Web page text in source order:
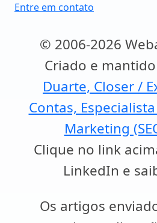
Entre em contato
© 2006-2026
Criado e
Duarte, Closer /
Contas,
Marketing
Clique no link
LinkedIn e
Os artigos